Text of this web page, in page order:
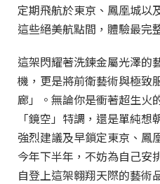
定期飛航於東京、鳳凰城以
這些絕美航點間，體驗最完
這架閃耀著洗鍊金屬光澤的
機，更是將前衛藝術與極致
廊」。無論你是衝著超生火
「鏡空」特調，還是單純
強烈建議及早鎖定東京、鳳
今年下半年，不妨為自己安
自登上這架翱翔天際的藝術